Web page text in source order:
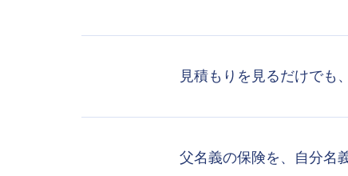
見積もりを見るだけでも
父名義の保険を、自分名